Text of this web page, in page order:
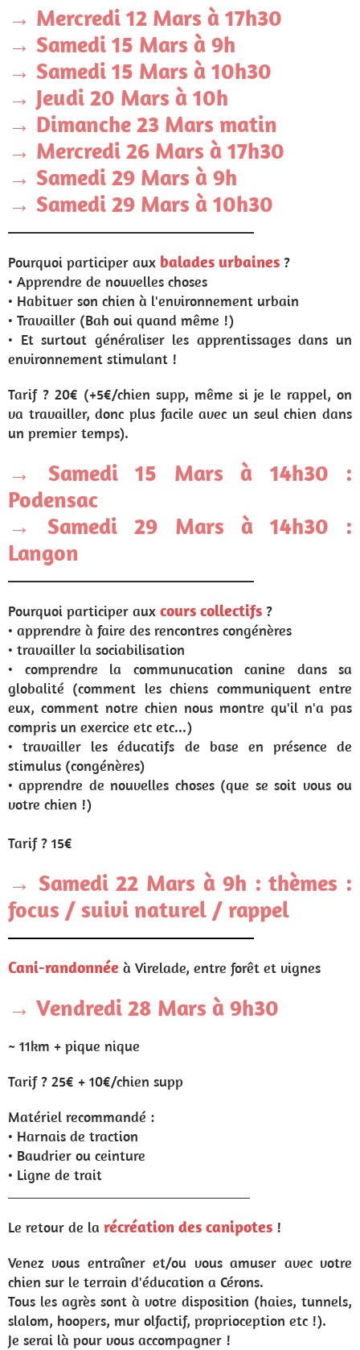
→ Mercredi 12 Mars à 17h30
→ Samedi 15 Mars à 9h
→ Samedi 15 Mars à 10h30
→ Jeudi 20 Mars à 10h
→ Dimanche 23 Mars matin
→ Mercredi 26 Mars à 17h30
→ Samedi 29 Mars à 9h
→ Samedi 29 Mars à 10h30
Pourquoi participer aux balades urbaines ?
• Apprendre de nouvelles choses
• Habituer son chien à l'environnement urbain
• Travailler (Bah oui quand même !)
• Et surtout généraliser les apprentissages dans un
environnement stimulant !
Tarif ? 20€ (+5€/chien supp, même si je le rappel, on
va travailler, donc plus facile avec un seul chien dans
un premier temps).
→ Samedi 15 Mars à 14h30 :
Podensac
→ Samedi 29 Mars à 14h30 :
Langon
Pourquoi participer aux cours collectifs ?
• apprendre à faire des rencontres congénères
• travailler la sociabilisation
• comprendre la communucation canine dans sa
globalité (comment les chiens communiquent entre
eux, comment notre chien nous montre qu'il n'a pas
compris un exercice etc etc...)
• travailler les éducatifs de base en présence de
stimulus (congénères)
• apprendre de nouvelles choses (que se soit vous ou
votre chien !)
Tarif ? 15€
→ Samedi 22 Mars à 9h : thèmes :
focus / suivi naturel / rappel
Cani-randonnée à Virelade, entre forêt et vignes
→ Vendredi 28 Mars à 9h30
~ 11km + pique nique
Tarif ? 25€ + 10€/chien supp
Matériel recommandé :
• Harnais de traction
• Baudrier ou ceinture
• Ligne de trait
Le retour de la récréation des canipotes !
Venez vous entraîner et/ou vous amuser avec votre
chien sur le terrain d'éducation a Cérons.
Tous les agrès sont à votre disposition (haies, tunnels,
slalom, hoopers, mur olfactif, proprioception etc !).
Je serai là pour vous accompagner !